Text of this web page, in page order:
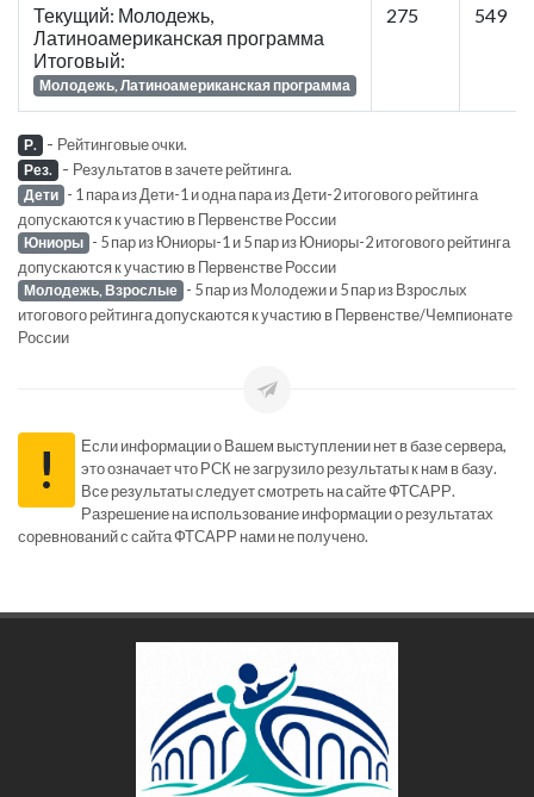
Текущий: Молодежь,
Латиноамериканская программа
Итоговый:
Молодежь, Латиноамериканская программа
275 549
Р. - Рейтинговые очки.
Рез. - Результатов в зачете рейтинга.
Дети - 1 пара из Дети-1 и одна пара из Дети-2 итогового рейтинга
допускаются к участию в Первенстве России
Юниоры - 5 пар из Юниоры-1 и 5 пар из Юниоры-2 итогового рейтинга
допускаются к участию в Первенстве России
Молодежь, Взрослые - 5 пар из Молодежи и 5 пар из Взрослых
итогового рейтинга допускаются к участию в Первенстве/Чемпионате
России
!
Если информации о Вашем выступлении нет в базе сервера,
это означает что РСК не загрузило результаты к нам в базу.
Все результаты следует смотреть на сайте ФТСАРР.
Разрешение на использование информации о результатах
соревнований с сайта ФТСАРР нами не получено.